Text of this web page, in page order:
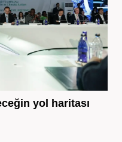
yol haritası